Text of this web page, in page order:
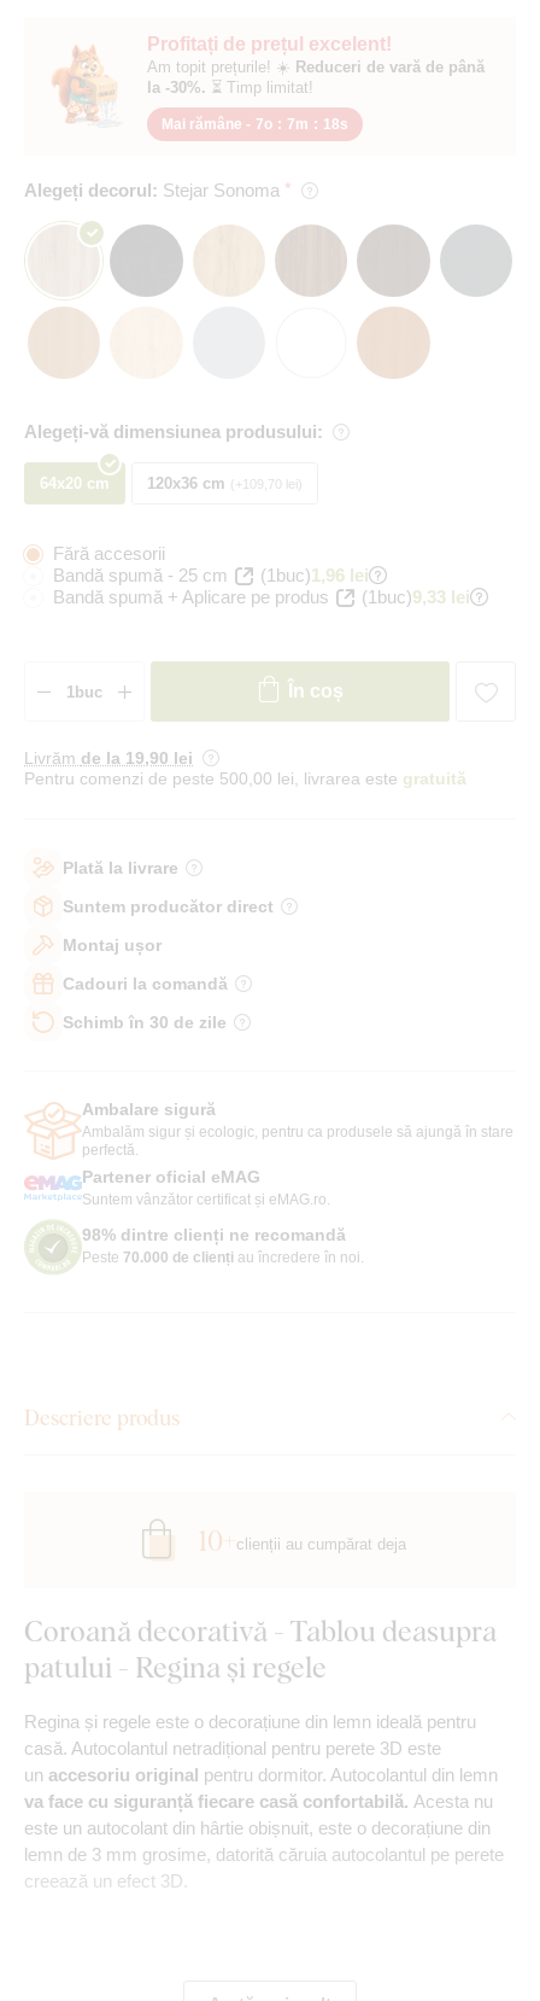
Profitați de prețul excelent!
Am topit prețurile! ☀️ Reduceri de vară de până
la -30%. ⏳ Timp limitat!
Mai rămâne - 7o : 7m : 18s
Alegeți decorul: Stejar Sonoma
Alegeți-vă dimensiunea produsului:
64x20 cm 120x36 cm +109,70 lei
Fără accesorii
Bandă spumă - 25 cm
(1buc)1,96 lei
Bandă spumă + Aplicare pe produs
(1buc)9,33 lei
În coș
Livrăm de la 19,90 lei
Pentru comenzi de peste 500,00 lei, livrarea este gratuită
Plată la livrare
Suntem producător direct
Montaj ușor
Cadouri la comandă
Schimb în 30 de zile
Ambalare sigură
Ambalăm sigur și ecologic, pentru ca produsele să ajungă în stare
perfectă.
Partener oficial eMAG
Suntem vânzător certificat și eMAG.ro.
98% dintre clienți ne recomandă
Peste 70.000 de clienți au încredere în noi.
Descriere produs
Coroană decorativă - Tablou deasupra
patului - Regina și regele
Regina și regele este o decorațiune din lemn ideală pentru
casă. Autocolantul netradițional pentru perete 3D este
un accesoriu original pentru dormitor. Autocolantul din lemn
va face cu siguranță fiecare casă confortabilă. Acesta nu
este un autocolant din hârtie obișnuit, este o decorațiune din
lemn de 3 mm grosime, datorită căruia autocolantul pe perete
creează un efect 3D.
10+ clienții au cumpărat deja